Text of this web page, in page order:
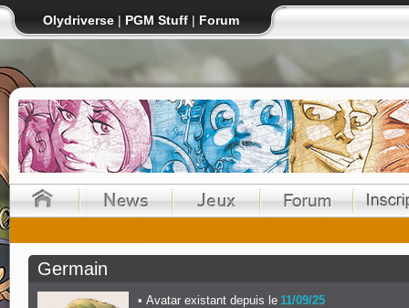
Olydriverse | PGM Stuff | Forum
Germain
Avatar existant depuis le 11/09/25